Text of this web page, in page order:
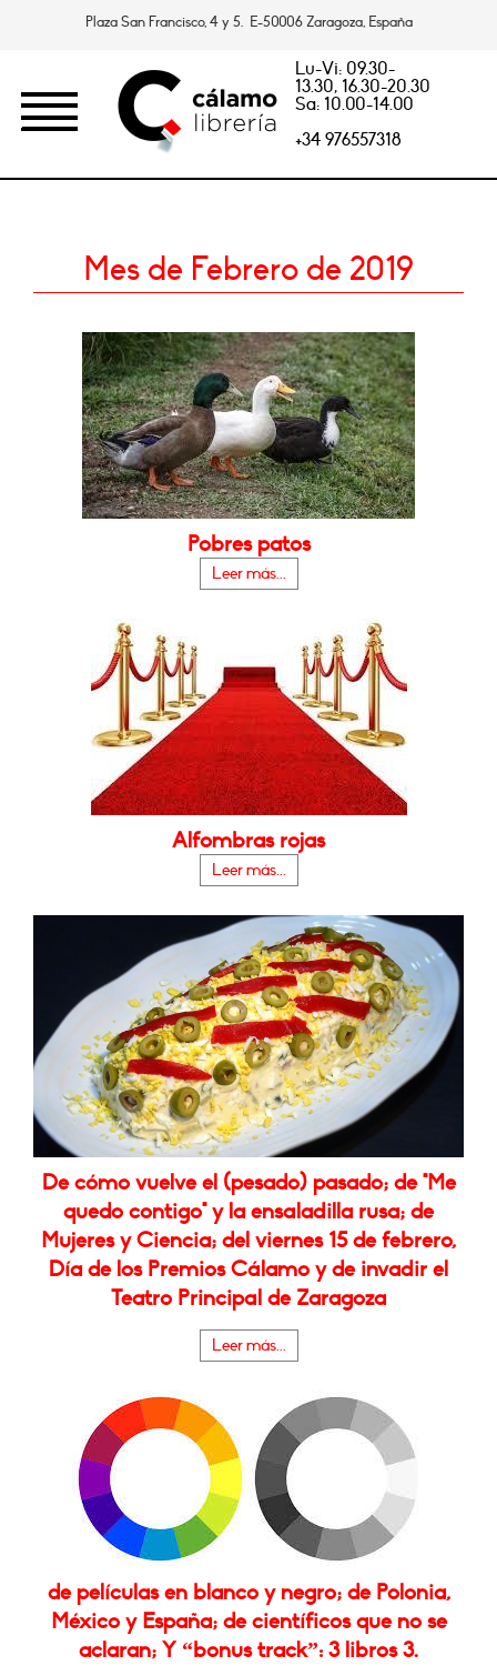
Plaza San Francisco, 4 y 5. E-50006 Zaragoza, España
Lu-Vi: 09.30-
13.30, 16.30-20.30
Sa: 10.00-14.00
+34 976557318
Mes de Febrero de 2019
Pobres patos
Leer más...
Alfombras rojas
Leer más...
De cómo vuelve el (pesado) pasado; de "Me
quedo contigo" y la ensaladilla rusa; de
Mujeres y Ciencia; del viernes 15 de febrero,
Día de los Premios Cálamo y de invadir el
Teatro Principal de Zaragoza
Leer más...
de películas en blanco y negro; de Polonia,
México y España; de científicos que no se
aclaran; Y “bonus track”: 3 libros 3.